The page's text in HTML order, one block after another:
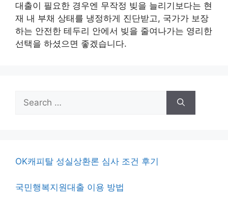
대출이 필요한 경우엔 무작정 빚을 늘리기보다는 현
재 내 부채 상태를 냉정하게 진단받고, 국가가 보장
하는 안전한 테두리 안에서 빚을 줄여나가는 영리한
선택을 하셨으면 좋겠습니다.
Search
for:
OK캐피탈 성실상환론 심사 조건 후기
국민행복지원대출 이용 방법